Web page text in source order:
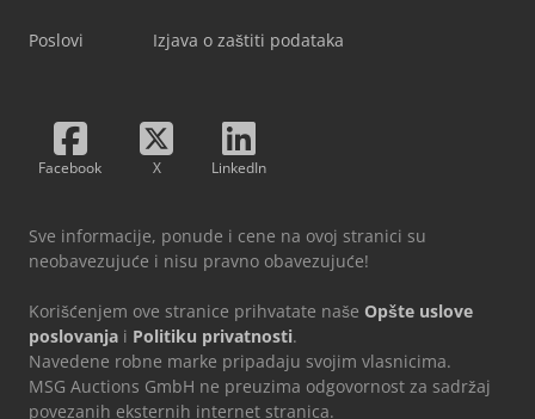
Poslovi Izjava o zaštiti podataka
Facebook X LinkedIn
Sve informacije, ponude i cene na ovoj stranici su
neobavezujuće i nisu pravno obavezujuće!
Korišćenjem ove stranice prihvatate naše Opšte uslove
poslovanja i Politiku privatnosti.
Navedene robne marke pripadaju svojim vlasnicima.
MSG Auctions GmbH ne preuzima odgovornost za sadržaj
povezanih eksternih internet stranica.